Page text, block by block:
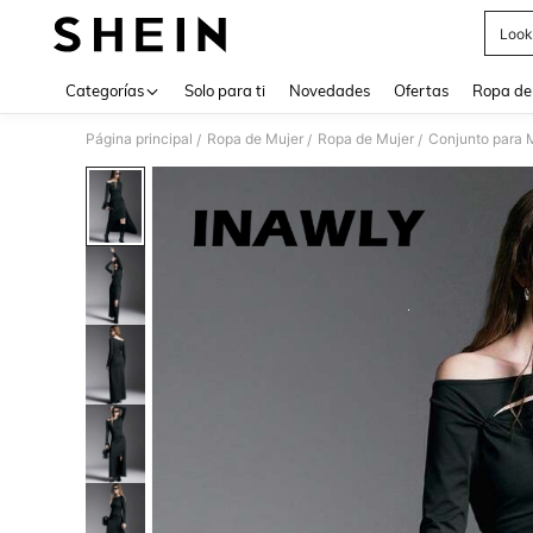
Categorías Solo para ti Novedades Ofertas Ropa
Página principal / Ropa de Mujer / Ropa de Mujer / Conjunto para